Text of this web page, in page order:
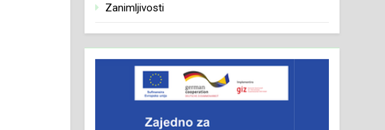
Zanimljivosti